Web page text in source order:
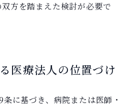
方を踏まえた検討が必要で
医療法人の位置づけ
に基づき、病院または医師・